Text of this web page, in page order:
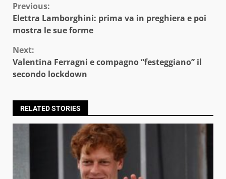
Continue
Reading
Previous:
Elettra Lamborghini: prima va in preghiera e poi
mostra le sue forme
Next:
Valentina Ferragni e compagno “festeggiano” il
secondo lockdown
RELATED STORIES